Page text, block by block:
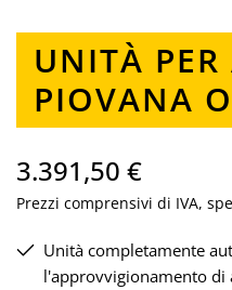
UNITÀ PER
PIOVANA
3.391,50 €
Prezzi comprensivi di IVA,
Unità completamente
l'approvvigionamento di